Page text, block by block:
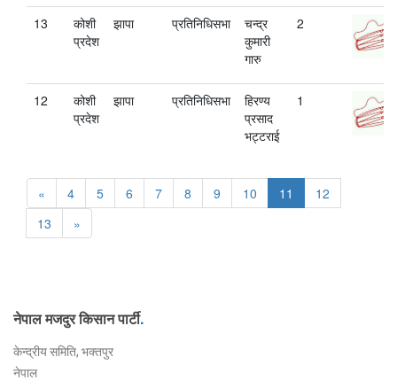
13
कोशी
प्रदेश
झापा प्रतिनिधिसभा
चन्द्र
कुमारी
गारु
2
12
कोशी
प्रदेश
झापा प्रतिनिधिसभा
हिरण्य
प्रसाद
भट्टराई
1
« 4 5 6 7 8 9 10 11
12
13
»
नेपाल मजदुर किसान पार्टी.
केन्द्रीय समिति, भक्तपुर
नेपाल